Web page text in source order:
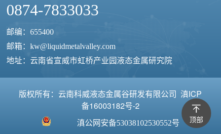
0874-7833033
邮编：655400
邮箱：kw@liquidmetalvalley.com
地址：云南省宣威市虹桥产业园液态金属研究院
版权所有：云南科威液态金属谷研发有限公司滇ICP
备16003182号-2
滇公网安备53038102530552号 顶部